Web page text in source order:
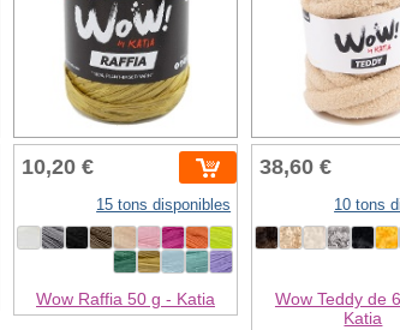
10,20 €
15 tons disponibles
Wow Raffia 50 g - Katia
38,60 €
10 tons
Wow Teddy de
Katia